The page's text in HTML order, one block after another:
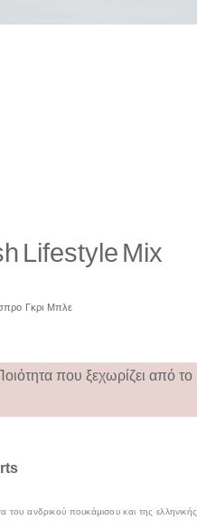
Lifestyle Mix
Γκρι Μπλε
που ξεχωρίζει από το
ανδρικού πουκάμισου και της ελληνικής